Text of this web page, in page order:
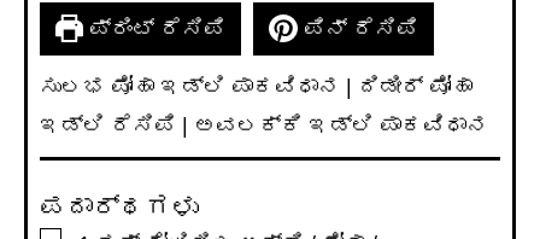
ಪ್ರಿಂಟ್ ರೆಸಿಪಿ ಪಿನ್ ರೆಸಿಪಿ
ಸುಲಭ ಪೋಹಾ ಇಡ್ಲಿ ಪಾಕವಿಧಾನ | ದಿಡೀರ್ ಪೋಹಾ
ಇಡ್ಲಿ ರೆಸಿಪಿ | ಅವಲಕ್ಕಿ ಇಡ್ಲಿ ಪಾಕವಿಧಾನ
ಪದಾರ್ಥಗಳು